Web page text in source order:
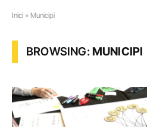
Inici » Municipi
BROWSING:MUNICIPI